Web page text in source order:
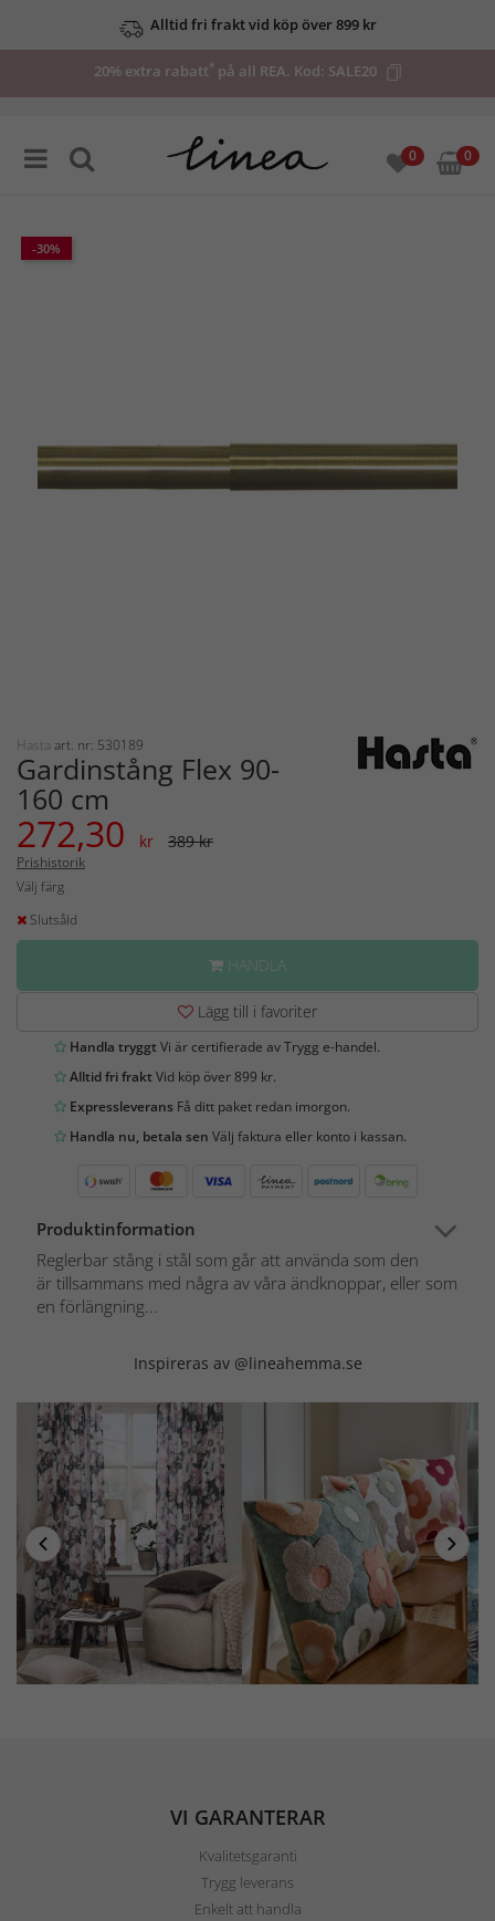
Alltid fri frakt vid köp över 899 kr
20% extra rabatt*på all REA. Kod: SALE20
0 0
-30%
Hasta art. nr: 530189
Gardinstång Flex 90-
160 cm
272,30 kr 389 kr
Prishistorik
Välj färg
Slutsåld
HANDLA
Lägg till i favoriter
Handla tryggtVi är certifierade av Trygg e-handel.
Alltid fri fraktVid köp över 899 kr.
Expressleverans Få ditt paket redan imorgon.
Handla nu, betala sen Välj faktura eller konto i kassan.
Produktinformation
Reglerbar stång i stål som går att använda som den
är tillsammans med några av våra ändknoppar, eller som
en förlängning...
Inspireras av @lineahemma.se
VI GARANTERAR
Kvalitetsgaranti
Trygg leverans
Enkelt att handla